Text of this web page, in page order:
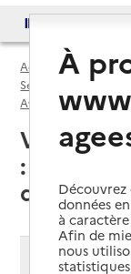
Accueil
Espace
Services autonomie
Aveyron (12)
: liste des
domicile
Modifier ma
À
données
à
Afin de
nous